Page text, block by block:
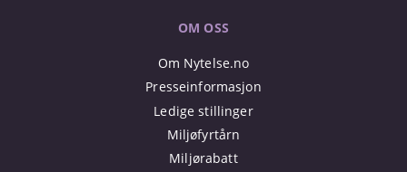
OM OSS
Om Nytelse.no
Presseinformasjon
Ledige stillinger
Miljøfyrtårn
Miljørabatt